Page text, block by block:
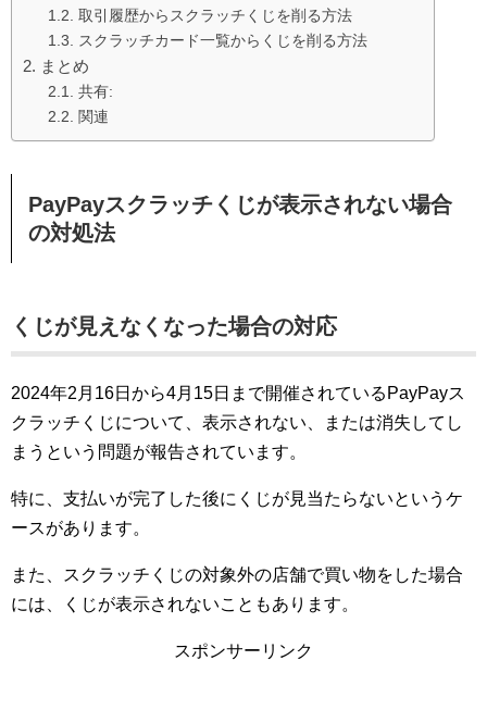
取引履歴からスクラッチくじを削る方法
スクラッチカード一覧からくじを削る方法
まとめ
共有:
関連
PayPayスクラッチくじが表示されない場合
の対処法
くじが見えなくなった場合の対応
2024年2月16日から4月15日まで開催されているPayPayス
クラッチくじについて、表示されない、または消失してし
まうという問題が報告されています。
特に、支払いが完了した後にくじが見当たらないというケ
ースがあります。
また、スクラッチくじの対象外の店舗で買い物をした場合
には、くじが表示されないこともあります。
スポンサーリンク